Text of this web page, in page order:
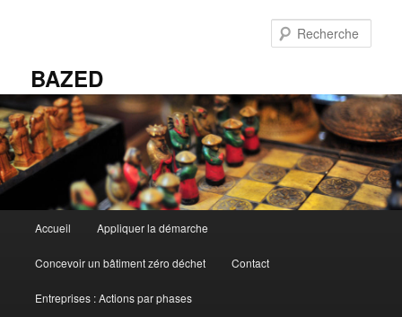
BAZED
principal
Accueil Appliquer la démarche
Concevoir un bâtiment zéro déchet Contact
Entreprises : Actions par phases